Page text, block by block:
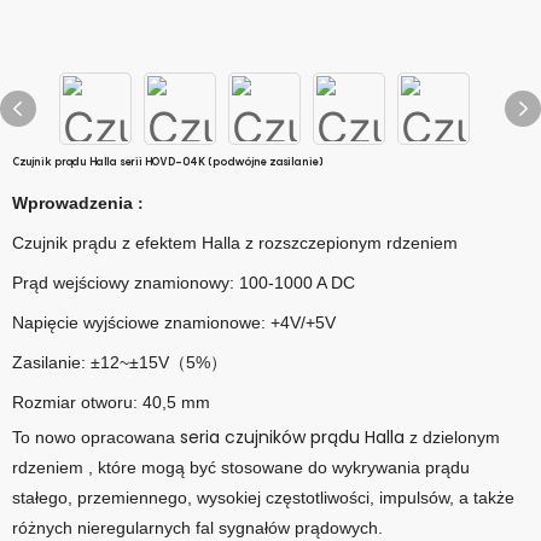
Czujnik prądu Halla serii HOVD-04K (podwójne zasilanie)
Wprowadzenia :
Czujnik prądu z efektem Halla z rozszczepionym rdzeniem
Prąd wejściowy znamionowy: 100-1000 A DC
Napięcie wyjściowe znamionowe: +4V/+5V
Zasilanie: ±12~±15V（5%）
Rozmiar otworu: 40,5 mm
To nowo opracowana seria czujników prądu Halla z dzielonym
rdzeniem
, które mogą być stosowane do wykrywania prądu
stałego, przemiennego, wysokiej częstotliwości, impulsów, a także
różnych nieregularnych fal sygnałów prądowych.